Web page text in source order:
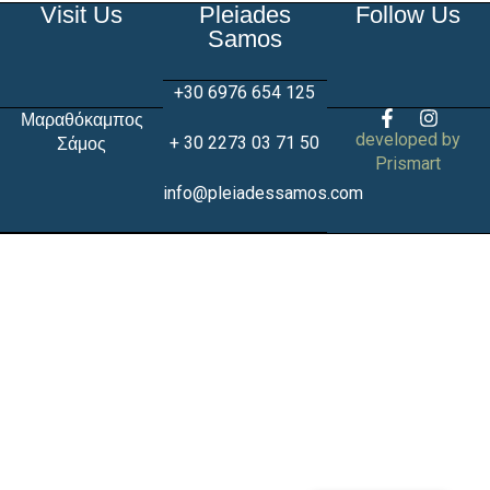
Visit Us
Μαραθόκαμπος
Σάμος
Pleiades
Samos
+30 6976 654 125
+ 30 2273 03 71 50
info@pleiadessamos.com
Follow Us
developed by
Prismart